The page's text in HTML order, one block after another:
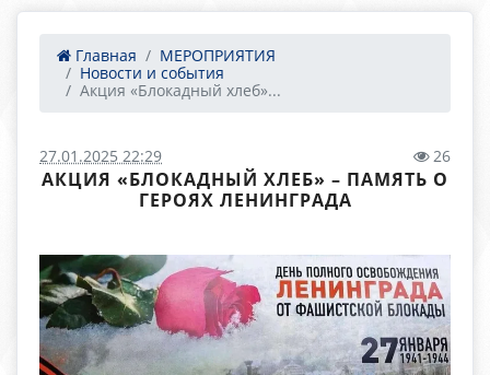
Главная
МЕРОПРИЯТИЯ
Новости и события
Акция «Блокадный хлеб»...
27.01.2025 22:29 26
АКЦИЯ «БЛОКАДНЫЙ ХЛЕБ» – ПАМЯТЬ О
ГЕРОЯХ ЛЕНИНГРАДА